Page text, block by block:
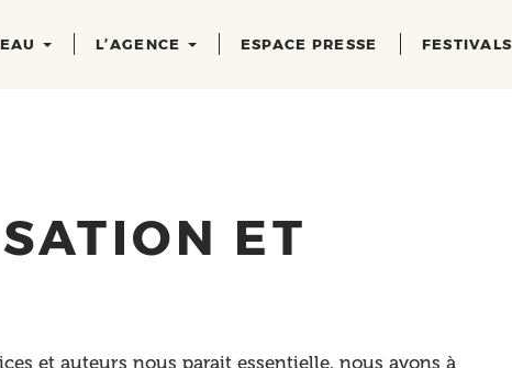
L’AGENCE ESPACE PRESSE FESTIVALS
ET
et auteurs nous parait essentielle, nous avons à